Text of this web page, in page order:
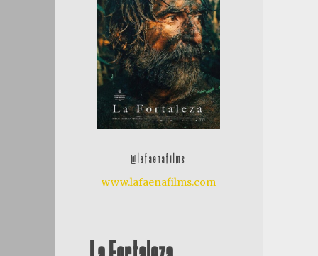
@lafaenafilms
www.lafaenafilms.com